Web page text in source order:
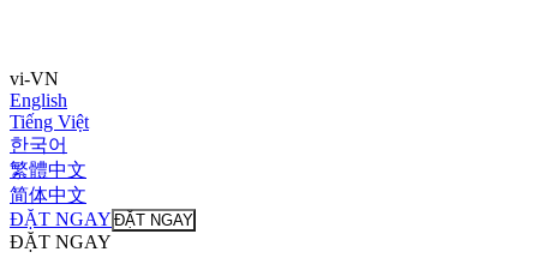
vi-VN
English
Tiếng Việt
한국어
繁體中文
简体中文
ĐẶT NGAY ĐẶT NGAY
ĐẶT NGAY